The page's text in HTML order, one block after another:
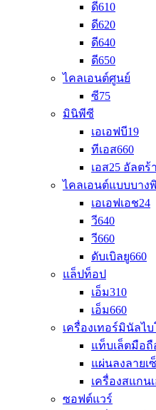
ดี610
ดี620
ดี640
ดี650
ไคลเอนต์ศูนย์
ซี75
มินิพีซี
เอเอฟบี19
ทีเอส660
เอส25 อัลตร้า
ไคลเอนต์แบบบาง
เอเอฟเอช24
วี640
วี660
ดับเบิลยู660
แล็ปท็อป
เอ็ม310
เอ็ม660
เครื่องเทอร์มินัลไ
แท็บเล็ตมือถื
แผ่นลงลายเ
เครื่องสแกน
ซอฟต์แวร์